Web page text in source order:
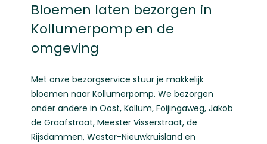
Bloemen laten bezorgen in
Kollumerpomp en de
omgeving
Met onze bezorgservice stuur je makkelijk
bloemen naar Kollumerpomp. We bezorgen
onder andere in Oost, Kollum, Foijingaweg, Jakob
de Graafstraat, Meester Visserstraat, de
Rijsdammen, Wester-Nieuwkruisland en